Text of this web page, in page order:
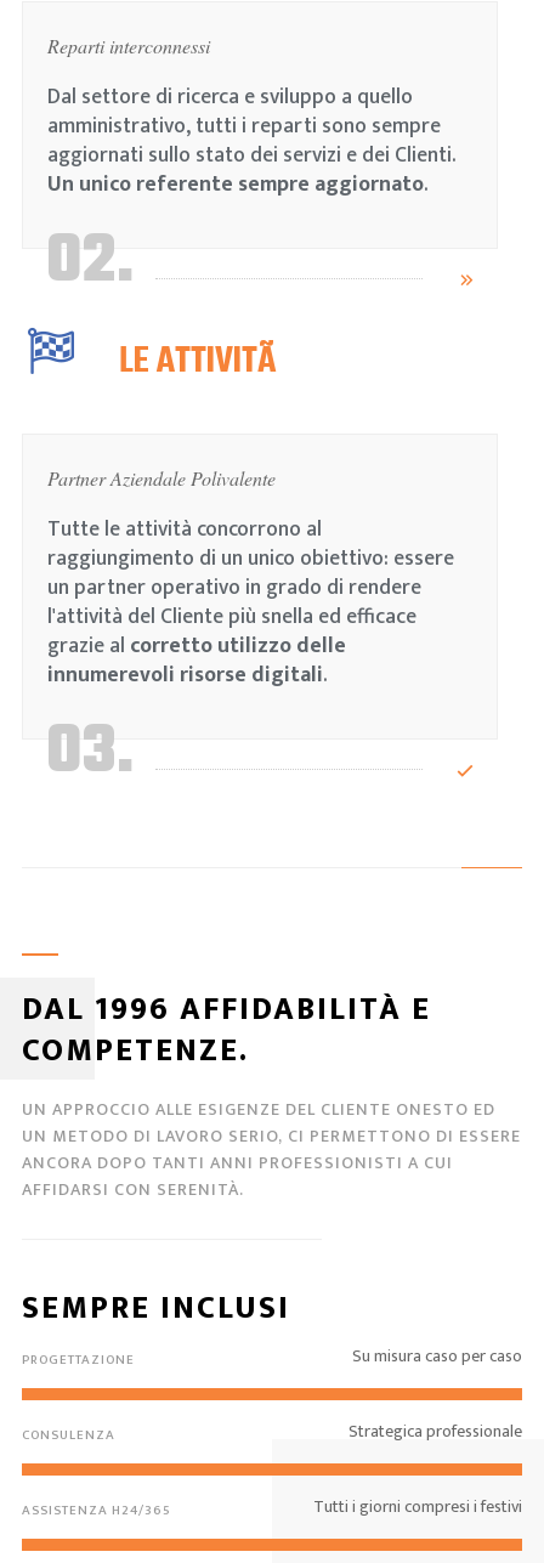
Reparti interconnessi
Dal settore di ricerca e sviluppo a quello
amministrativo, tutti i reparti sono sempre
aggiornati sullo stato dei servizi e dei Clienti.
Un unico referente sempre aggiornato.
02.
LE ATTIVITÃ
Partner Aziendale Polivalente
Tutte le attività concorrono al
raggiungimento di un unico obiettivo: essere
un partner operativo in grado di rendere
l'attività del Cliente più snella ed efficace
grazie al corretto utilizzo delle
innumerevoli risorse digitali.
03.
DAL 1996 AFFIDABILITÀ E
COMPETENZE.
UN APPROCCIO ALLE ESIGENZE DEL CLIENTE ONESTO ED
UN METODO DI LAVORO SERIO, CI PERMETTONO DI ESSERE
ANCORA DOPO TANTI ANNI PROFESSIONISTI A CUI
AFFIDARSI CON SERENITÀ.
SEMPRE INCLUSI
PROGETTAZIONE Su misura caso per caso
CONSULENZA Strategica professionale
ASSISTENZA H24/365 Tutti i giorni compresi i festivi